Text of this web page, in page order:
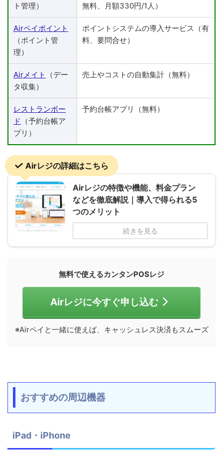
ト管理）
無料、月額330円/1人）
Airペイポイント
（ポイント管
理）
ポイントシステムの導入サービス（有
料、要問合せ）
Airメイト
（デー
タ収集）
売上やコストの自動集計（無料）
レストランボー
ド （予約台帳ア
プリ）
予約台帳アプリ（無料）
Airレジの詳細はこちら
Airレジの特徴や機能、料金プラン
などを徹底解説｜導入で得られる5
つのメリット
続きを見る
無料で使えるカンタンPOSレジ
Airレジに今すぐ申し込む
※Airペイと一緒に使えば、キャッシュレス決済もスムーズ
おすすめの周辺機器
iPad・iPhone